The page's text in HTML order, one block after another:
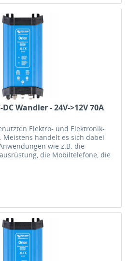
Wandler - 24V->12V 70A
Elektro- und Elektronik-
Meistens handelt es sich dabei
wie z.B. die
die Mobiltelefone, die